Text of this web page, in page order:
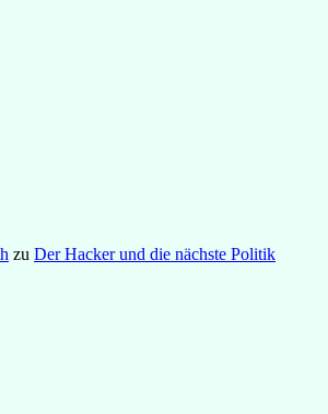
zu Der Hacker und die nächste Politik